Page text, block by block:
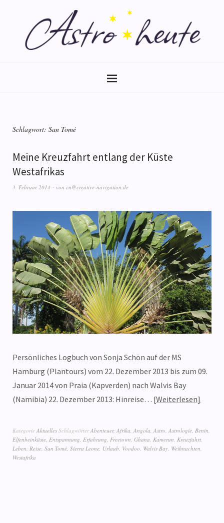
Schlagwort: San Tomé
Meine Kreuzfahrt entlang der Küste
Westafrikas
3. Februar 2014 von cn@creative-navigation.de
Persönliches Logbuch von Sonja Schön auf der MS
Hamburg (Plantours) vom 22. Dezember 2013 bis zum 09.
Januar 2014 von Praia (Kapverden) nach Walvis Bay
(Namibia) 22. Dezember 2013: Hinreise… Weiterlesen
Kategorie Aktuelles SchlagwörterAbenteuer, Afrika Angola Astro Astrologie Benin
Elfenbeinküste Entspannung Erfahrung Freetown Ghana Kamerun Kreuzfahrt
Leben Reise San Tomé Sierra Leone Urlaub Voodoo Walvis Bay Weihnachten
Westafrika